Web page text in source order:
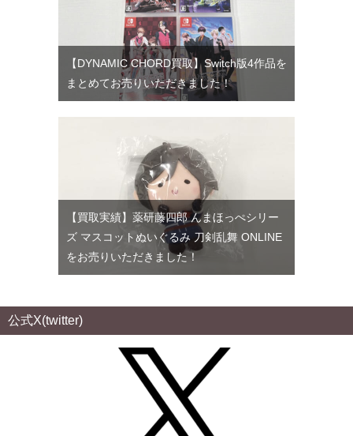
【DYNAMIC CHORD買取】Switch版4作品を
まとめてお売りいただきました！
【買取実績】薬研藤四郎 んまほっぺシリー
ズ マスコットぬいぐるみ 刀剣乱舞 ONLINE
をお売りいただきました！
公式X(twitter)